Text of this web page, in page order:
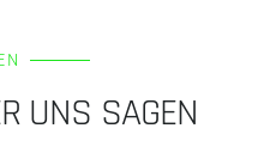
UNS SAGEN